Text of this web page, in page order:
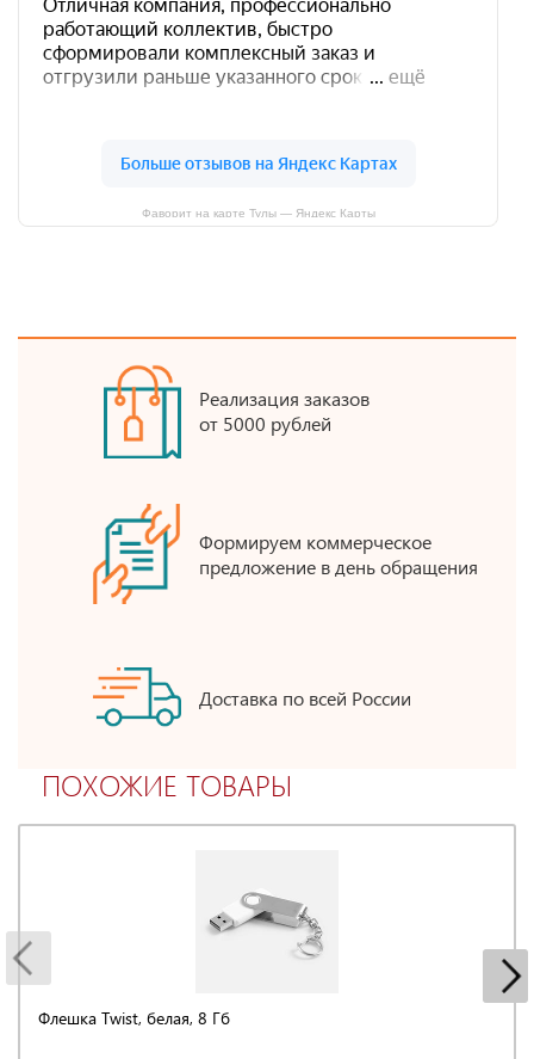
Фаворит на карте Тулы — Яндекс Карты
Реализация заказов
от 5000 рублей
Формируем коммерческое
предложение в день обращения
Доставка по всей России
ПОХОЖИЕ ТОВАРЫ
Флешка Twist, белая, 8 Гб